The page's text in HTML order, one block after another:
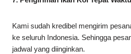
Kami sudah kredibel mengirim
ke seluruh Indonesia. Sehingga
jadwal yang diinginkan.